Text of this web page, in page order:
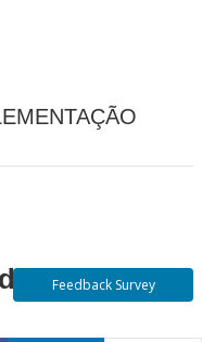
Feedback Survey